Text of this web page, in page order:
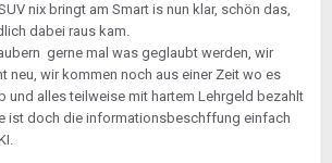
nix bringt am Smart is nun klar, schön das,
dabei raus kam.
gerne mal was geglaubt werden, wir
neu, wir kommen noch aus einer Zeit wo es
und alles teilweise mit hartem Lehrgeld bezahlt
ist doch die informationsbeschffung einfach